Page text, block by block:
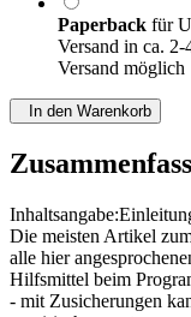
Paperback für
Versand in ca.
Versand möglich
In den Warenkorb
Die meisten Artikel
alle hier
Hilfsmittel beim
- mit Zusicherungen